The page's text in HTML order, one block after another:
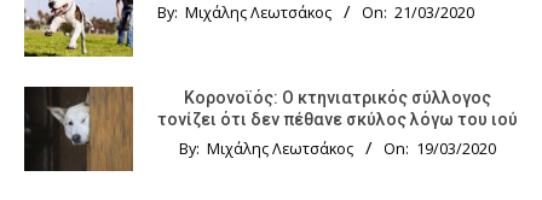
By: Μιχάλης Λεωτσάκος On: 21/03/2020
Κορονοϊός: Ο κτηνιατρικός σύλλογος
τονίζει ότι δεν πέθανε σκύλος λόγω του ιού
By: Μιχάλης Λεωτσάκος On: 19/03/2020